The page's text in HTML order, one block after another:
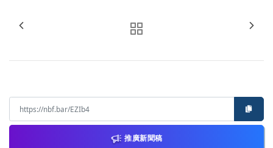
推廣新聞稿